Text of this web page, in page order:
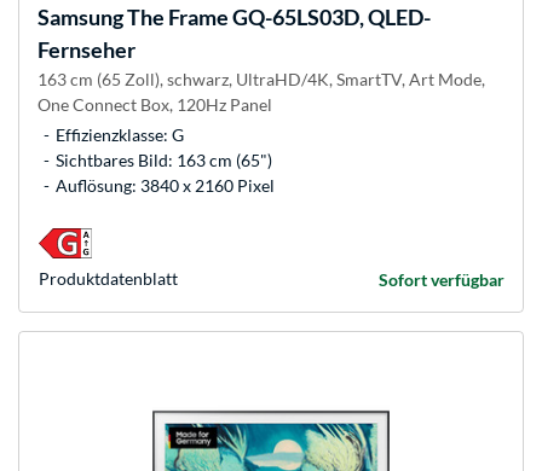
SamsungThe Frame GQ-65LS03D, QLED-
Fernseher
163 cm (65 Zoll), schwarz, UltraHD/4K, SmartTV, Art Mode,
One Connect Box, 120Hz Panel
Effizienzklasse: G
Sichtbares Bild: 163 cm (65")
Auflösung: 3840 x 2160 Pixel
Sofort verfügbar
Produkt­datenblatt